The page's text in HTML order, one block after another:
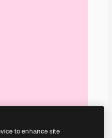
to enhance site